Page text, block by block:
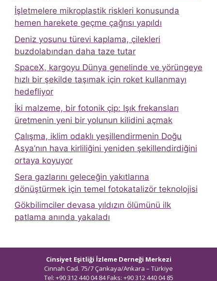
İşletmelere mikroplastik riskleri konusunda
hemen harekete geçme çağrısı yapıldı
Deniz yosunu türevi kaplama, çilekleri
buzdolabından daha taze tutar
SpaceX, kargoyu Dünya genelinde ve yörüngeye
hızlı bir şekilde taşımak için roket kullanmayı
hedefliyor
İki malzeme, bir fotonik çip: Işık frekansları
üretmenin yeni bir yolunun kilidini açmak
Çalışma, iklim odaklı yeşillendirmenin Doğu
Asya’nın hava kirliliğini yeniden şekillendirdiğini
ortaya koyuyor
Sera gazlarını geleceğin yakıtlarına
dönüştürmek için temel fotokatalizör teknolojisi
Gökbilimciler devasa yıldızın ölümünü ilk
patlama anında yakaladı
Cinsiyet Eşitliği İzleme Derneği Merkezi
Cinnah Cad. 75/7 Çankaya/Ankara – Türkiye
Tel: +90 312 440 04 84 Faks: +90 312 440 04 85